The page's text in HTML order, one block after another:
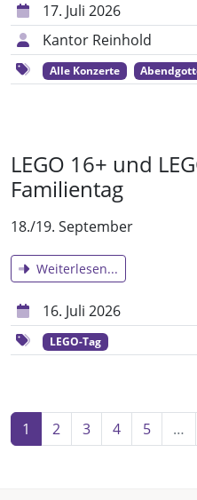
17. Juli 2026
Kantor Reinhold
Alle Konzerte
LEGO 16+ und
Familientag
18./19. September
Weiterlesen...
16. Juli 2026
LEGO-Tag
1 2 3 4 5 …